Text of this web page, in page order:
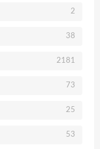
2
38
2181
73
25
53